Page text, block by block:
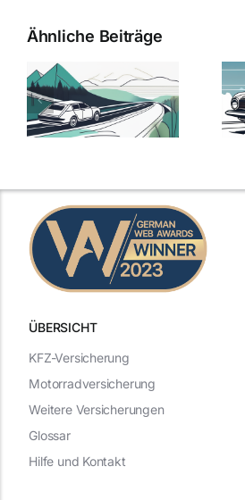
Ähnliche Beiträge
Versicherung:
Günstige Kfz-
Versicherungstarife
mit Top-
ÜBERSICHT
KFZ-Versicherung
Motorradversicherung
Weitere Versicherungen
Glossar
Hilfe und Kontakt